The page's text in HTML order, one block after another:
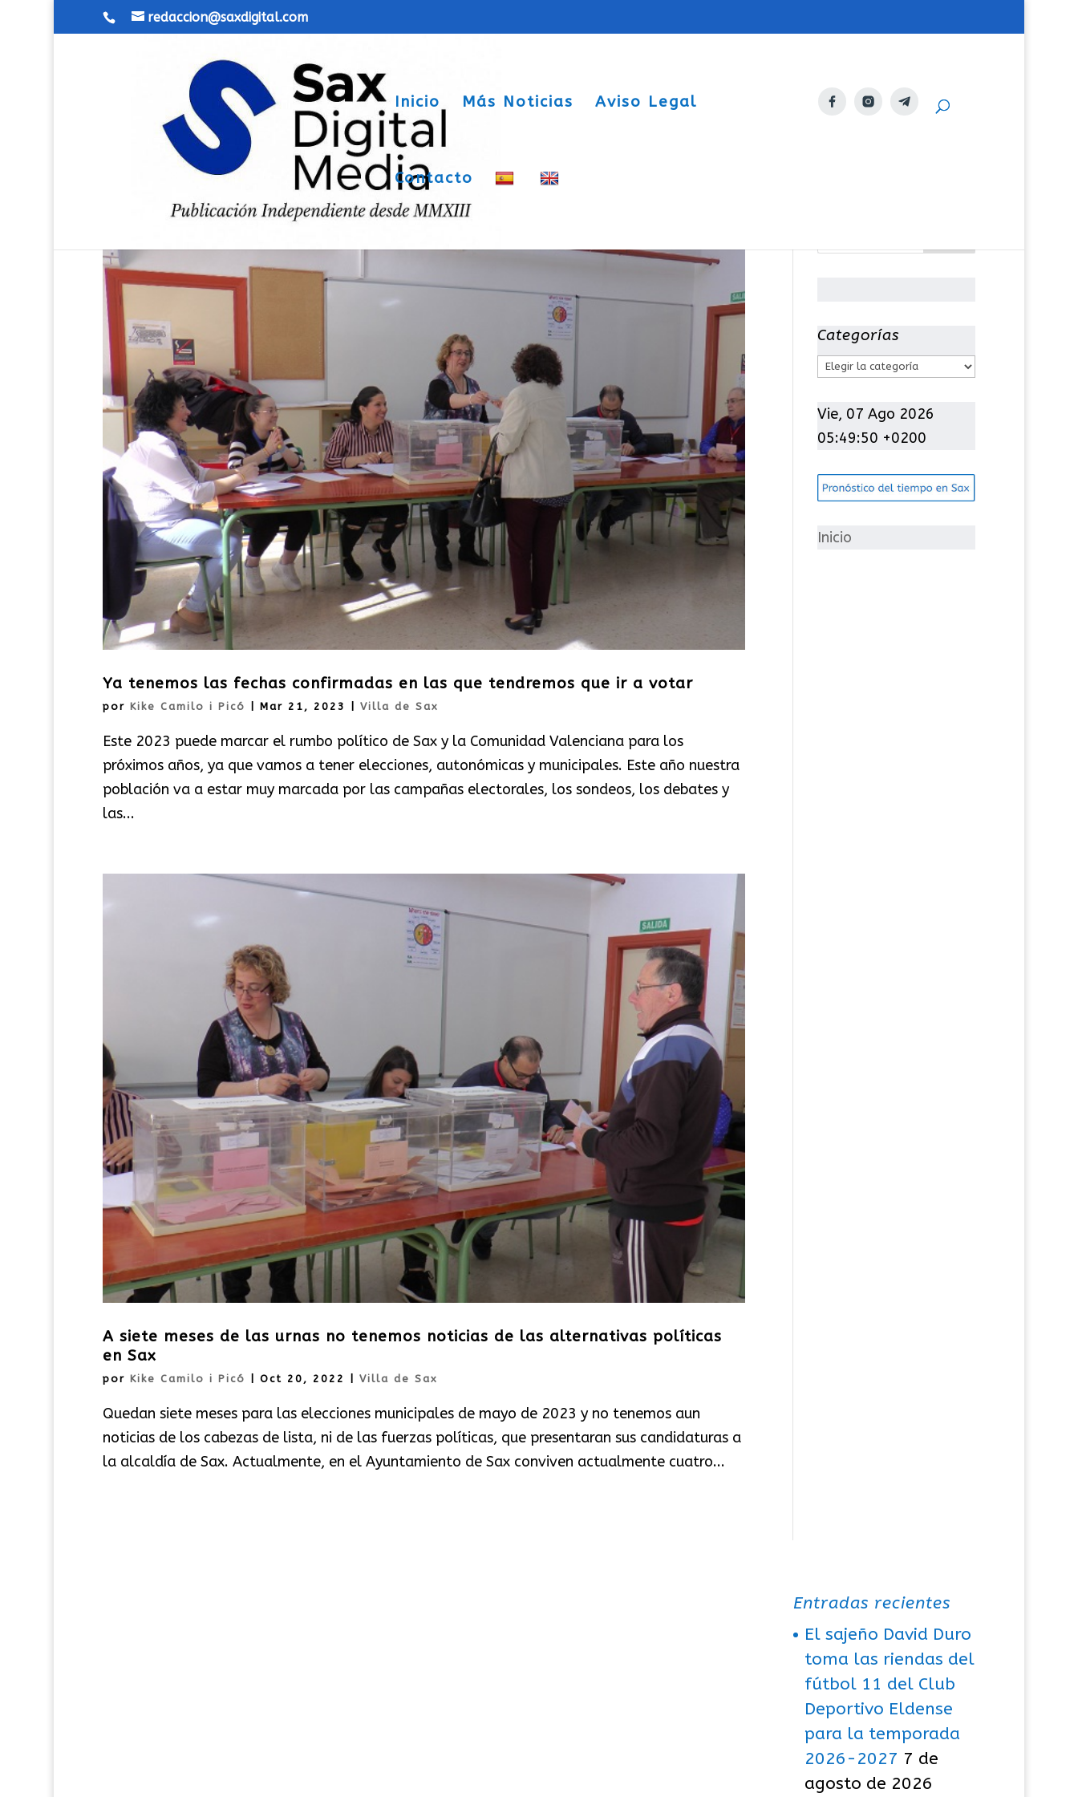
redaccion@saxdigital.com
Inicio Más Noticias Aviso Legal
Contacto
Ya tenemos las fechas confirmadas en las que tendremos que ir a votar
por Kike Camilo i Picó Mar 21, 2023 Villa de Sax
Este 2023 puede marcar el rumbo político de Sax y la Comunidad Valenciana para los
próximos años, ya que vamos a tener elecciones, autonómicas y municipales. Este año nuestra
población va a estar muy marcada por las campañas electorales, los sondeos, los debates y
las...
A siete meses de las urnas no tenemos noticias de las alternativas políticas
en Sax
por Kike Camilo i Picó Oct 20, 2022 Villa de Sax
Quedan siete meses para las elecciones municipales de mayo de 2023 y no tenemos aun
noticias de los cabezas de lista, ni de las fuerzas políticas, que presentaran sus candidaturas a
la alcaldía de Sax. Actualmente, en el Ayuntamiento de Sax conviven actualmente cuatro...
Categorías
C
t
e
o
í
Vie, 07 Ago 2026
05:49:51 +0200
Inicio
Entradas recientes
El sajeño David Duro
toma las riendas del
fútbol 11 del Club
Deportivo Eldense
para la temporada
2026-2027 7 de
agosto de 2026